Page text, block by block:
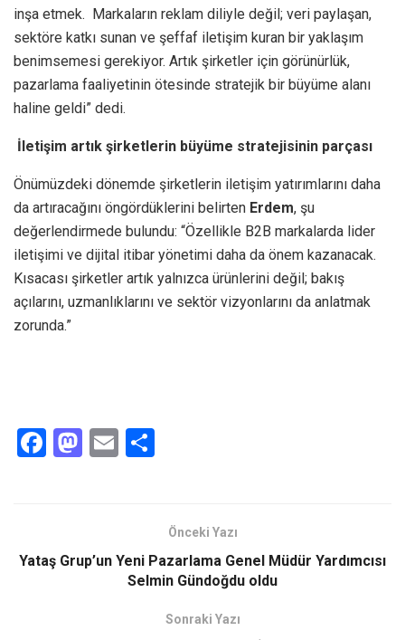
inşa etmek. Markaların reklam diliyle değil; veri paylaşan,
sektöre katkı sunan ve şeffaf iletişim kuran bir yaklaşım
benimsemesi gerekiyor. Artık şirketler için görünürlük,
pazarlama faaliyetinin ötesinde stratejik bir büyüme alanı
haline geldi” dedi.
İletişim artık şirketlerin büyüme stratejisinin parçası
Önümüzdeki dönemde şirketlerin iletişim yatırımlarını daha
da artıracağını öngördüklerini belirten Erdem, şu
değerlendirmede bulundu: “Özellikle B2B markalarda lider
iletişimi ve dijital itibar yönetimi daha da önem kazanacak.
Kısacası şirketler artık yalnızca ürünlerini değil; bakış
açılarını, uzmanlıklarını ve sektör vizyonlarını da anlatmak
zorunda.”
F
o
M
d
E
Önceki Yazı
Yataş Grup’un Yeni Pazarlama Genel Müdür Yardımcısı
Selmin Gündoğdu oldu
Sonraki Yazı